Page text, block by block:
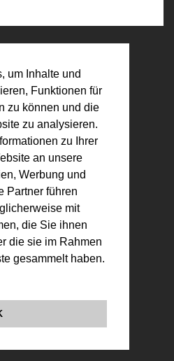
um Inhalte und
Funktionen für
zu können und die
zu analysieren.
zu Ihrer
an unsere
Werbung und
Partner führen
mit
die Sie ihnen
die sie im Rahmen
gesammelt haben.
Impressum |
Links